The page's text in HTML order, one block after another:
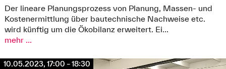
Der lineare Planungsprozess von Planung, Massen- und
Kostenermittlung über bautechnische Nachweise etc.
wird künftig um die Ökobilanz erweitert. Ei...
mehr ...
10.05.2023, 17:00 – 18:30